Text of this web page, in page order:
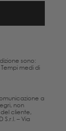
sono:
medi di
a
non
cliente,
– Via